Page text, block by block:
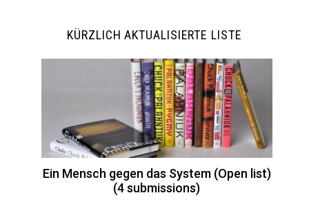
KÜRZLICH AKTUALISIERTE LISTE
Ein Mensch gegen das System (Open list)
(4 submissions)